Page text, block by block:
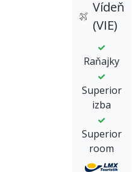
Vídeň
(VIE)
Raňajky
Superior
izba
Superior
room